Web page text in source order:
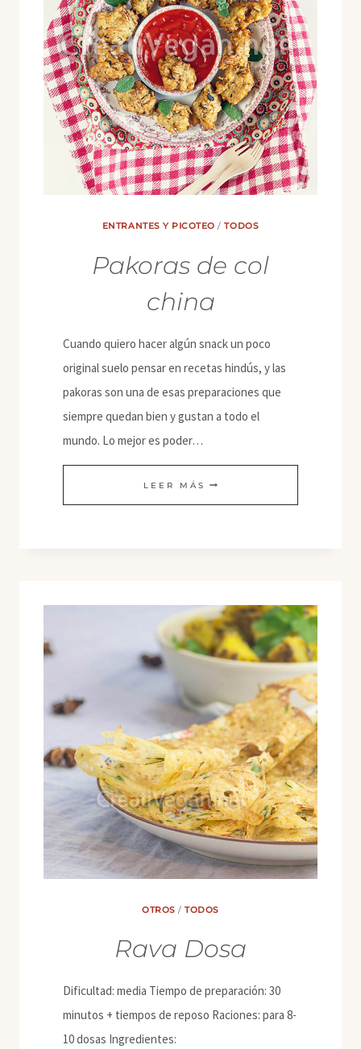
ENTRANTES Y PICOTEO /TODOS
Pakoras de col
china
Cuando quiero hacer algún snack un poco
original suelo pensar en recetas hindús, y las
pakoras son una de esas preparaciones que
siempre quedan bien y gustan a todo el
mundo. Lo mejor es poder…
LEER MÁS PAKORAS
DE
OTROS /TODOS
Rava Dosa
Dificultad: media Tiempo de preparación: 30
minutos + tiempos de reposo Raciones: para 8-
10 dosas Ingredientes: